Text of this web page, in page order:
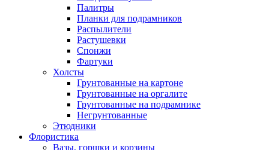
Палитры
Планки для подрамников
Распылители
Растушевки
Спонжи
Фартуки
Холсты
Грунтованные на картоне
Грунтованные на оргалите
Грунтованные на подрамнике
Негрунтованные
Этюдники
Флористика
Вазы, горшки и корзины